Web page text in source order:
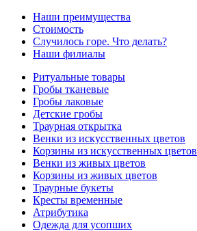
Наши преимущества
Стоимость
Случилось горе. Что делать?
Наши филиалы
Ритуальные товары
Гробы тканевые
Гробы лаковые
Детские гробы
Траурная открытка
Венки из искусственных цветов
Корзины из искусственных цветов
Венки из живых цветов
Корзины из живых цветов
Траурные букеты
Кресты временные
Атрибутика
Одежда для усопших